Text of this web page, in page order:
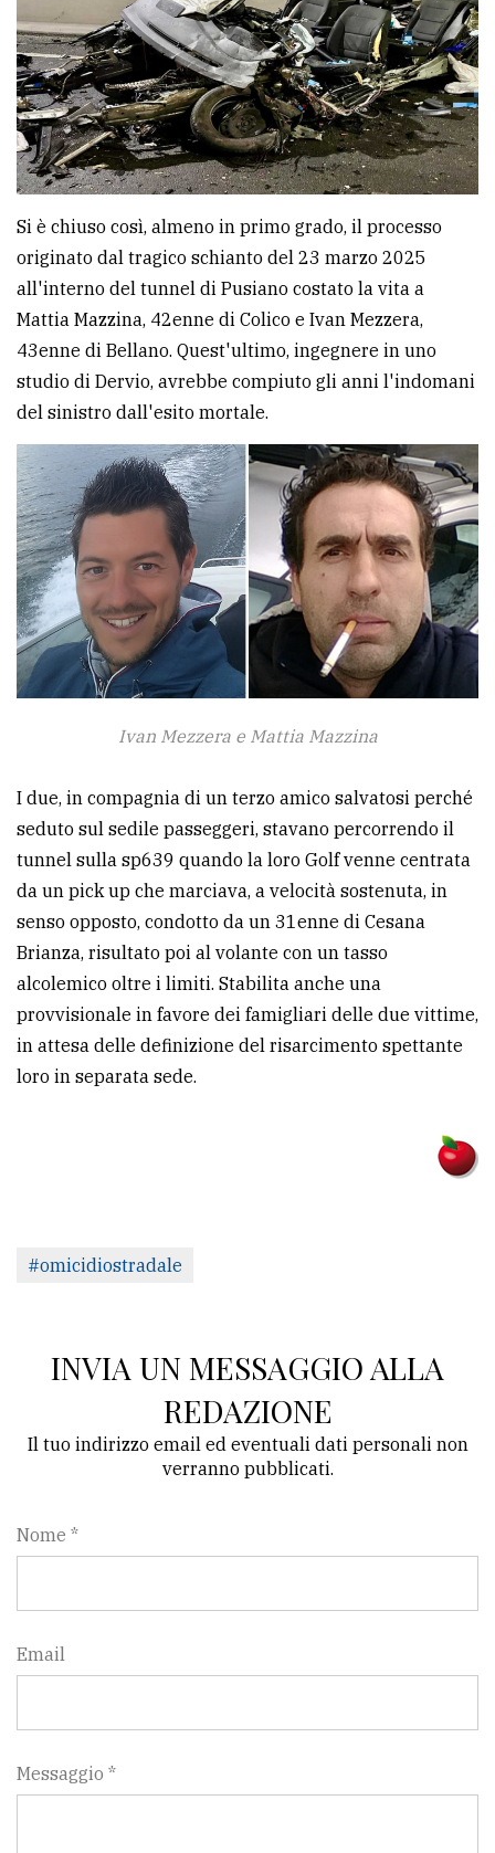
TESTATE
PRIVACY
Privacy
policy
Cookie
policy
Si è chiuso così, almeno in primo grado, il processo
originato dal tragico schianto del 23 marzo 2025
all'interno del tunnel di Pusiano costato la vita a
Mattia Mazzina, 42enne di Colico e Ivan Mezzera,
43enne di Bellano. Quest'ultimo, ingegnere in uno
studio di Dervio, avrebbe compiuto gli anni l'indomani
del sinistro dall'esito mortale.
Ivan Mezzera e Mattia Mazzina
I due, in compagnia di un terzo amico salvatosi perché
seduto sul sedile passeggeri, stavano percorrendo il
tunnel sulla sp639 quando la loro Golf venne centrata
da un pick up che marciava, a velocità sostenuta, in
senso opposto, condotto da un 31enne di Cesana
Brianza, risultato poi al volante con un tasso
alcolemico oltre i limiti. Stabilita anche una
provvisionale in favore dei famigliari delle due vittime,
in attesa delle definizione del risarcimento spettante
loro in separata sede.
#omicidiostradale
INVIA UN MESSAGGIO ALLA
REDAZIONE
Il tuo indirizzo email ed eventuali dati personali non
verranno pubblicati.
Nome *
Email
Messaggio *